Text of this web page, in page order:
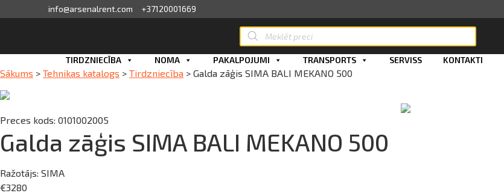
info@arsenalrent.com +37120001669
Products
search
saraksts
piedāvājumi
to
content
TIRDZNIECĪBA NOMA PAKALPOJUMI TRANSPORTS SERVISS KONTAKTI
Sākums > Tehnikas katalogs > Tirdzniecība > Galda zāģis SIMA BALI MEKANO 500
Preces kods: 0101002005
Galda zāģis SIMA BALI MEKANO 500
Ražotājs: SIMA
€3280